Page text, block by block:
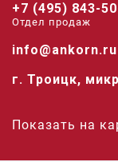
+7 (495) 843-
Отдел продаж
info@ankorn.ru
г. Троицк,
Показать на